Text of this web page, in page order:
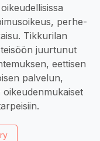
perhe-
Tikkurilan
juurtunut
eettisen
palvelun,